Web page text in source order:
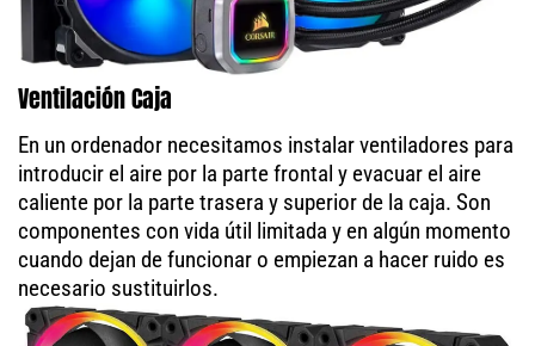
Ventilación Caja
En un ordenador necesitamos instalar ventiladores para
introducir el aire por la parte frontal y evacuar el aire
caliente por la parte trasera y superior de la caja. Son
componentes con vida útil limitada y en algún momento
cuando dejan de funcionar o empiezan a hacer ruido es
necesario sustituirlos.